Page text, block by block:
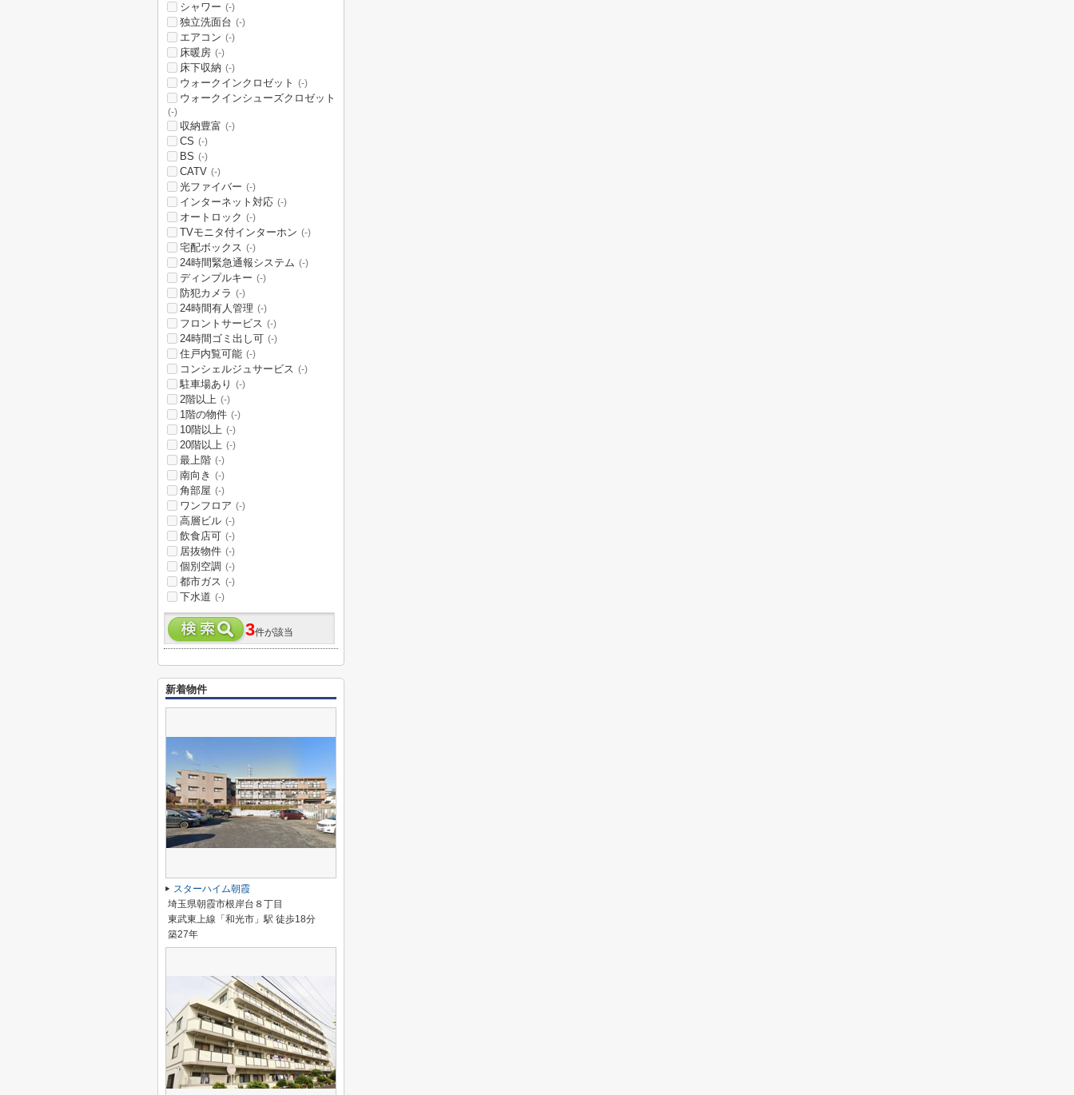
シャワー (-)
独立洗面台 (-)
エアコン (-)
床暖房 (-)
床下収納 (-)
ウォークインクロゼット (-)
ウォークインシューズクロゼット
(-)
収納豊富 (-)
CS (-)
BS (-)
CATV (-)
光ファイバー (-)
インターネット対応 (-)
オートロック (-)
TVモニタ付インターホン (-)
宅配ボックス (-)
24時間緊急通報システム (-)
ディンプルキー (-)
防犯カメラ (-)
24時間有人管理 (-)
フロントサービス (-)
24時間ゴミ出し可 (-)
住戸内覧可能 (-)
コンシェルジュサービス (-)
駐車場あり (-)
2階以上 (-)
1階の物件 (-)
10階以上 (-)
20階以上 (-)
最上階 (-)
南向き (-)
角部屋 (-)
ワンフロア (-)
高層ビル (-)
飲食店可 (-)
居抜物件 (-)
個別空調 (-)
都市ガス (-)
下水道 (-)
3件が該当
新着物件
スターハイム朝霞
埼玉県朝霞市根岸台８丁目
東武東上線「和光市」駅 徒歩18分
築27年